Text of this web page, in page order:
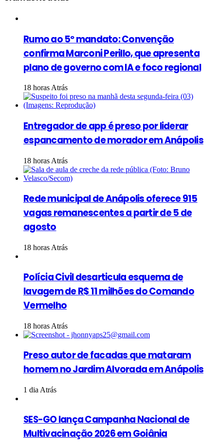
Rumo ao 5º mandato: Convenção
confirma Marconi Perillo, que apresenta
plano de governo com IA e foco regional
18 horas Atrás
Entregador de app é preso por liderar
espancamento de morador em Anápolis
18 horas Atrás
Rede municipal de Anápolis oferece 915
vagas remanescentes a partir de 5 de
agosto
18 horas Atrás
Polícia Civil desarticula esquema de
lavagem de R$ 11 milhões do Comando
Vermelho
18 horas Atrás
Preso autor de facadas que mataram
homem no Jardim Alvorada em Anápolis
1 dia Atrás
SES-GO lança Campanha Nacional de
Multivacinação 2026 em Goiânia